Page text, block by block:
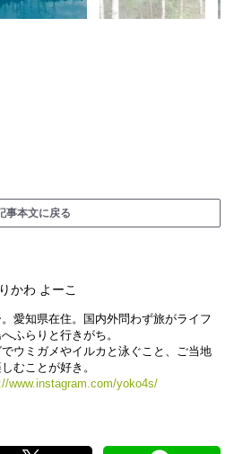
事本文に戻る
かわ よーこ
愛知県在住。国内外問わず旅がライフ
ふらりと行きがち。
ウミガメやイルカと泳ぐこと、ご当地
むことが好き。
www.instagram.com/yoko4s/